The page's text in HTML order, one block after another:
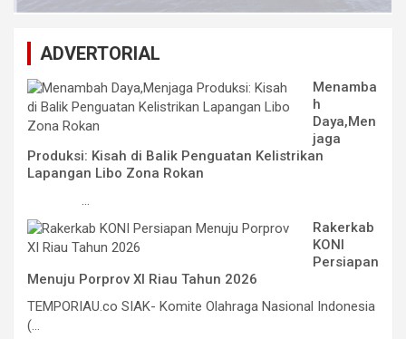
ADVERTORIAL
Menamba
h
Daya,Men
jaga
Produksi: Kisah di Balik Penguatan Kelistrikan
Lapangan Libo Zona Rokan
...
Rakerkab
KONI
Persiapan
Menuju Porprov XI Riau Tahun 2026
TEMPORIAU.co SIAK- Komite Olahraga Nasional Indonesia
(...